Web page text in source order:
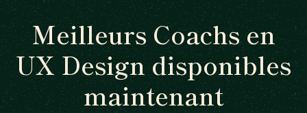
Meilleurs Coachs en
UX Design disponibles
maintenant